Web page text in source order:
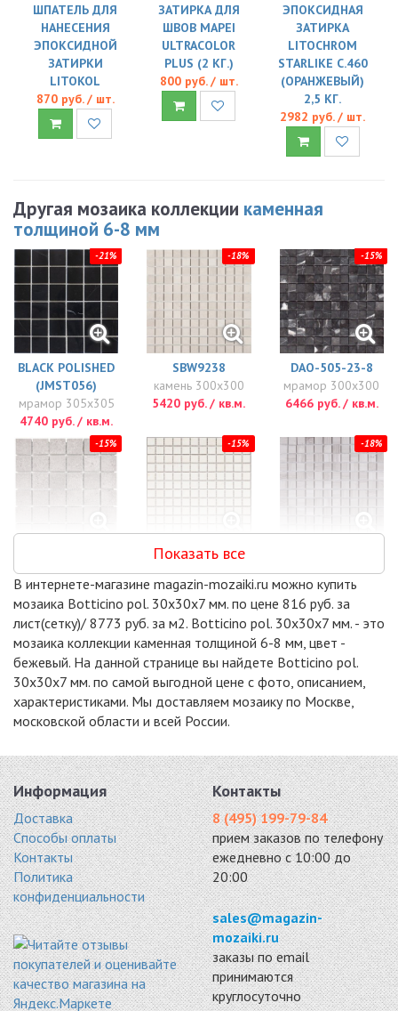
ШПАТЕЛЬ ДЛЯ
НАНЕСЕНИЯ
ЭПОКСИДНОЙ
ЗАТИРКИ
LITOKOL
870 руб. / шт.
ЗАТИРКА ДЛЯ
ШВОВ MAPEI
ULTRACOLOR
PLUS (2 КГ.)
800 руб. / шт.
ЭПОКСИДНАЯ
ЗАТИРКА
LITOCHROM
STARLIKE C.460
(ОРАНЖЕВЫЙ)
2,5 КГ.
2982 руб. / шт.
Другая мозаика коллекции каменная
толщиной 6-8 мм
-21%
BLACK POLISHED
(JMST056)
мрамор 305x305
4740 руб. / кв.м.
-18%
SBW9238
камень 300x300
5420 руб. / кв.м.
-15%
DAO-505-23-8
мрамор 300x300
6466 руб. / кв.м.
-15%
мрамор 300x300
6535 руб. / кв.м.
-15%
DAO-539-23-8
мрамор 300x300
6604 руб. / кв.м.
-18%
мрамор 300x300
6193 руб. / кв.м.
SBW11238P
6193 руб. / кв.м.
DUNES-15
6230 руб. / кв.м.
мрамор 300x300
6270 руб. / кв.м.
-15%
DAO-533-15-8
мрамор 300x300
7085 руб. / кв.м.
CFS 871-23M
мрамор 300x300
6370 руб. / кв.м.
-18%
SBW12308P
камень 290x305
6389 руб. / кв.м.
-5% -18% -15%
Показать все
В интернете-магазине magazin-mozaiki.ru можно купить
мозаика Botticino pol. 30x30x7 мм. по цене 816 руб. за
лист(сетку)/ 8773 руб. за м2. Botticino pol. 30x30x7 мм. - это
мозаика коллекции каменная толщиной 6-8 мм, цвет -
бежевый. На данной странице вы найдете Botticino pol.
30x30x7 мм. по самой выгодной цене с фото, описанием,
характеристиками. Мы доставляем мозаику по Москве,
московской области и всей России.
Информация
Доставка
Способы оплаты
Контакты
Политика
конфиденциальности
Контакты
8 (495) 199-79-84
прием заказов по телефону
ежедневно с 10:00 до
20:00
sales@magazin-
mozaiki.ru
заказы по email
принимаются
круглосуточно